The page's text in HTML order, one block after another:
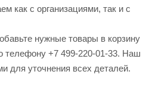
как с организациями, так и с
нужные товары в корзину
телефону +7 499-220-01-33. Наш
для уточнения всех деталей.